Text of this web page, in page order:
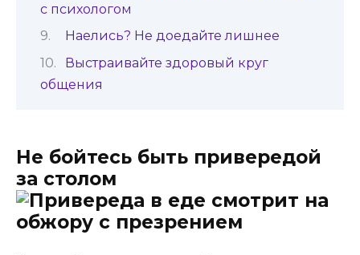
с психологом
Наелись? Не доедайте лишнее
Выстраивайте здоровый круг
общения
Не бойтесь быть привередой
за столом